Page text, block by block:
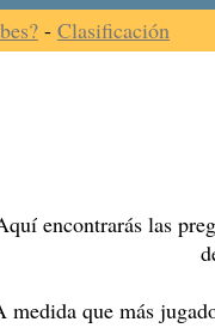
- Clasificación
encontrarás las
medida que más